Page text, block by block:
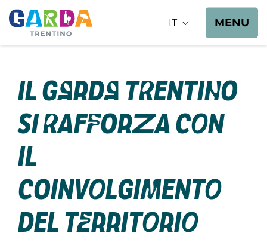
IT MENU
Il Garda Trentino
si rafforza con
il
coinvolgimento
del territorio